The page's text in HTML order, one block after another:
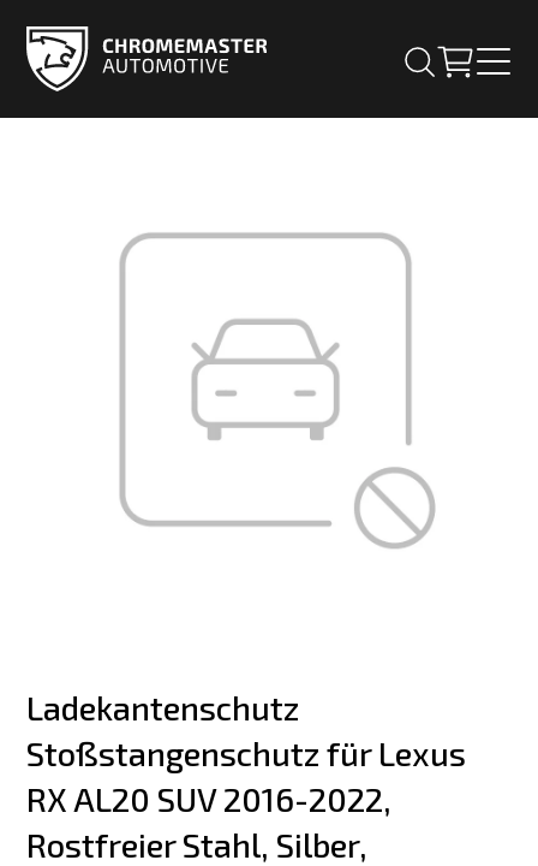
Ladekantenschutz
Stoßstangenschutz für Lexus
RX AL20 SUV 2016-2022,
Rostfreier Stahl, Silber,